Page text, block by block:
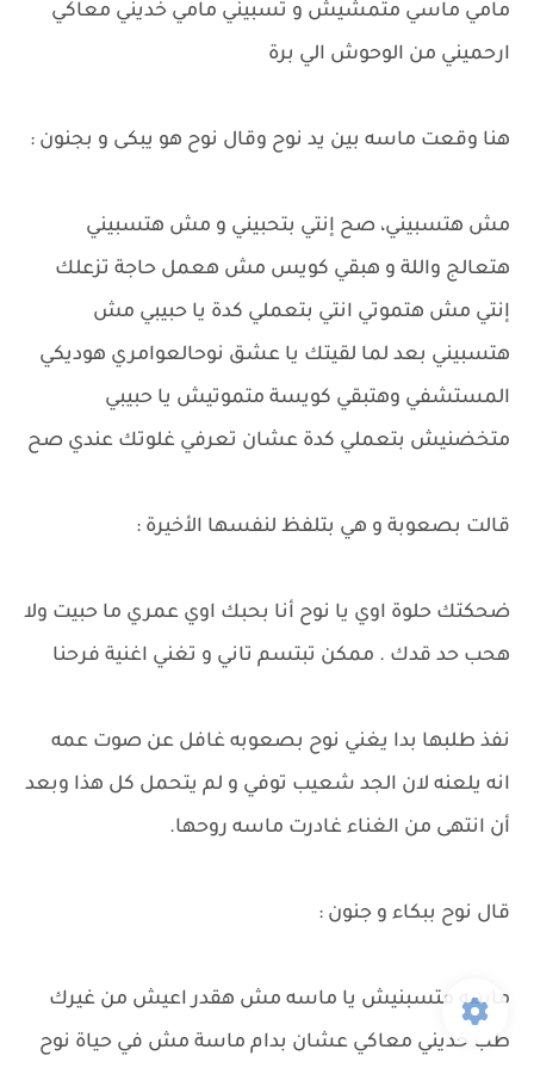
مامي ماسي متمشيش و تسبيني مامي خديني معاكي
ارحميني من الوحوش الي برة
هنا وقعت ماسه بين يد نوح وقال نوح هو يبكى و بجنون :
مش هتسبيني، صح إنتي بتحبيني و مش هتسبيني
هتعالج واللة و هبقي كويس مش هعمل حاجة تزعلك
إنتي مش هتموتي انتي بتعملي كدة يا حبيبي مش
هتسبيني بعد لما لقيتك يا عشق نوحالعوامري هوديكي
المستشفي وهتبقي كويسة متموتيش يا حبيبي
متخضنيش بتعملي كدة عشان تعرفي غلوتك عندي صح
قالت بصعوبة و هي بتلفظ لنفسها الأخيرة :
ضحكتك حلوة اوي يا نوح أنا بحبك اوي عمري ما حبيت ولا
هحب حد قدك . ممكن تبتسم تاني و تغني اغنية فرحنا
نفذ طلبها بدا يغني نوح بصعوبه غافل عن صوت عمه
انه يلعنه لان الجد شعيب توفي و لم يتحمل كل هذا وبعد
أن انتهى من الغناء غادرت ماسه روحها.
قال نوح ببكاء و جنون :
ماسه متسبنيش يا ماسه مش هقدر اعيش من غيرك
طب خديني معاكي عشان بدام ماسة مش في حياة نوح